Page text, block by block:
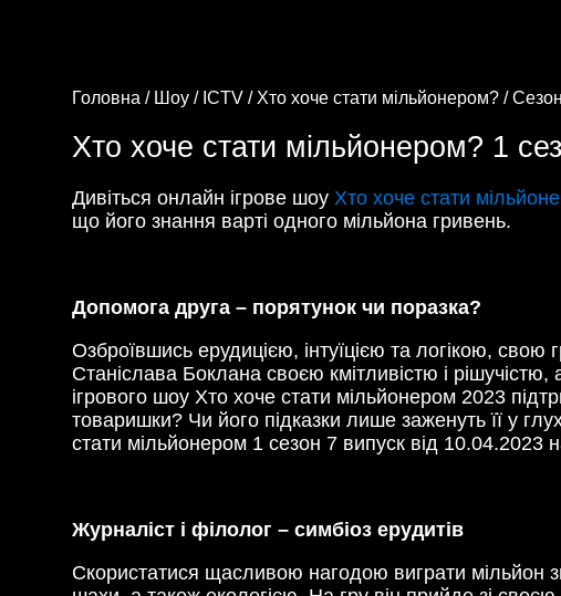
Головна / Шоу / ICTV / Хто хоче стати мільйонером? /
Хто хоче стати мільйонером? 1
Дивіться онлайн ігрове шоу Хто хоче стати
що його знання варті одного мільйона гривень.
Допомога друга – порятунок чи поразка?
Озброївшись ерудицією, інтуїцією та логікою,
Станіслава Боклана своєю кмітливістю і
ігрового шоу Хто хоче стати мільйонером 2023
товаришки? Чи його підказки лише заженуть її у
стати мільйонером 1 сезон 7 випуск від 10.04.2023
Журналіст і філолог – симбіоз ерудитів
Скористатися щасливою нагодою виграти мільйон